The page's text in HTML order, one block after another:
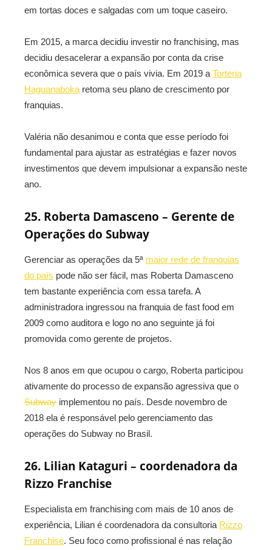
em tortas doces e salgadas com um toque caseiro.
Em 2015, a marca decidiu investir no franchising, mas
decidiu desacelerar a expansão por conta da crise
econômica severa que o país vivia. Em 2019 a Torteria
Haguanaboka retoma seu plano de crescimento por
franquias.
Valéria não desanimou e conta que esse período foi
fundamental para ajustar as estratégias e fazer novos
investimentos que devem impulsionar a expansão neste
ano.
25. Roberta Damasceno – Gerente de
Operações do Subway
Gerenciar as operações da 5ª maior rede de franquias
do país pode não ser fácil, mas Roberta Damasceno
tem bastante experiência com essa tarefa. A
administradora ingressou na franquia de fast food em
2009 como auditora e logo no ano seguinte já foi
promovida como gerente de projetos.
Nos 8 anos em que ocupou o cargo, Roberta participou
ativamente do processo de expansão agressiva que o
Subway implementou no país. Desde novembro de
2018 ela é responsável pelo gerenciamento das
operações do Subway no Brasil.
26. Lilian Kataguri – coordenadora da
Rizzo Franchise
Especialista em franchising com mais de 10 anos de
experiência, Lilian é coordenadora da consultoria Rizzo
Franchise. Seu foco como profissional é nas relação